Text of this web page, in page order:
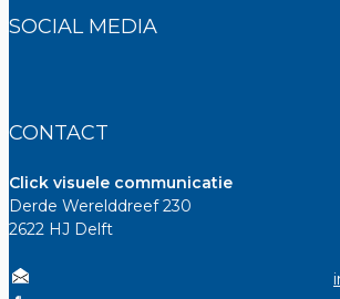
SOCIAL MEDIA
CONTACT
Click visuele communicatie
Derde Werelddreef 230
2622 HJ Delft